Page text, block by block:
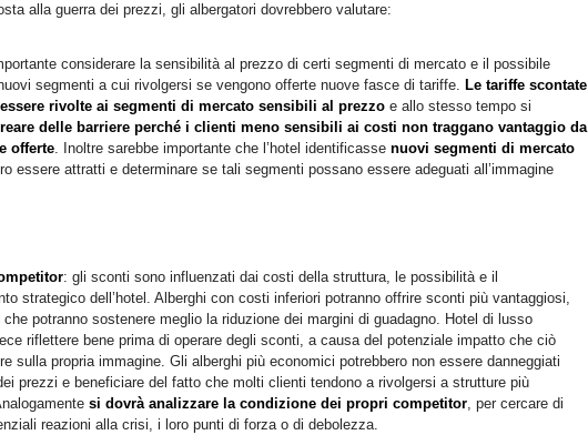
alla guerra dei prezzi, gli albergatori dovrebbero valutare:
considerare la sensibilità al prezzo di certi segmenti di mercato e il possibile
segmenti a cui rivolgersi se vengono offerte nuove fasce di tariffe. Le tariffe scontate
rivolte ai segmenti di mercato sensibili al prezzo e allo stesso tempo si
delle barriere perché i clienti meno sensibili ai costi non traggano vantaggio da
offerte. Inoltre sarebbe importante che l’hotel identificasse nuovi segmenti di mercato
essere attratti e determinare se tali segmenti possano essere adeguati all’immagine
: gli sconti sono influenzati dai costi della struttura, le possibilità e il
strategico dell’hotel. Alberghi con costi inferiori potranno offrire sconti più vantaggiosi,
potranno sostenere meglio la riduzione dei margini di guadagno. Hotel di lusso
riflettere bene prima di operare degli sconti, a causa del potenziale impatto che ciò
sulla propria immagine. Gli alberghi più economici potrebbero non essere danneggiati
prezzi e beneficiare del fatto che molti clienti tendono a rivolgersi a strutture più
si dovrà analizzare la condizione dei propri competitor, per cercare di
reazioni alla crisi, i loro punti di forza o di debolezza.